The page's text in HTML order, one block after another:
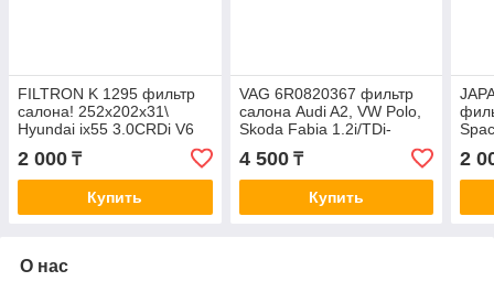
FILTRON K 1295 фильтр
салона! 252x202x31\
Hyundai ix55 3.0CRDi V6
2 000 ₸
Купить
VAG 6R0820367 фильтр
салона Audi A2, VW Polo,
Skoda Fabia 1.2i/TDi-
4 500₸
Купить
2
О нас